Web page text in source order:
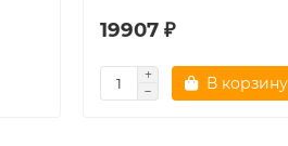
19907 ₽
В корзину